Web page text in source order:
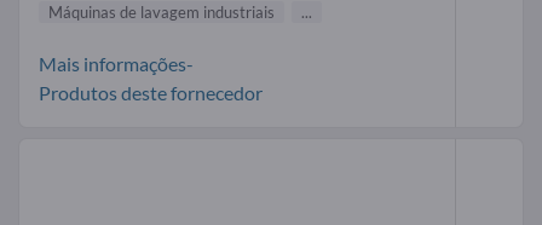
Máquinas de lavagem industriais
...
Mais informações-
Produtos deste fornecedor